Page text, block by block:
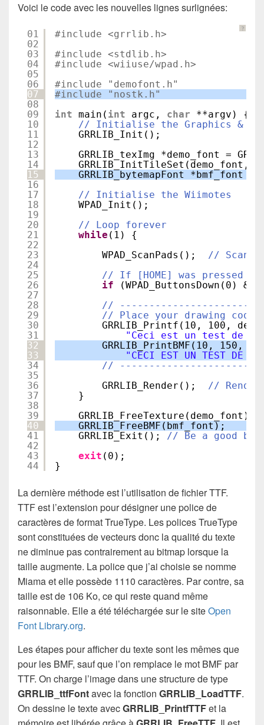
Voici le code avec les nouvelles lignes surlignées:
?
01
02
03
04
05
06
07
08
09
10
11
12
13
14
15
16
17
18
19
20
21
22
23
24
25
26
27
28
29
30
31
32
33
34
35
36
37
38
39
40
41
42
43
44
#include <grrlib.h>
#include <stdlib.h>
#include <wiiuse/wpad.h>
#include "demofont.h"
#include "nostk.h"
int main( int argc, char
**argv) {
// Initialise the Graphics &
GRRLIB_Init();
GRRLIB_texImg *demo_font =
GRRLIB_InitTileSet(demo_font,
GRRLIB_bytemapFont *bmf_font =
// Initialise the Wiimotes
WPAD_Init();
// Loop forever
while (1) {
WPAD_ScanPads(); // Scan
// If [HOME] was pressed
if
(WPAD_ButtonsDown(0) &
//
// Place your drawing code
GRRLIB_Printf(10, 100,
"Ceci est un test de
GRRLIB_PrintBMF(10, 150,
"CECI EST UN TEST DE
//
GRRLIB_Render(); //
}
GRRLIB_FreeTexture(demo_font);
GRRLIB_FreeBMF(bmf_font);
GRRLIB_Exit(); // Be a good
exit (0);
}
La dernière méthode est l’utilisation de fichier TTF.
TTF est l’extension pour désigner une police de
caractères de format TrueType. Les polices TrueType
sont constituées de vecteurs donc la qualité du texte
ne diminue pas contrairement au bitmap lorsque la
taille augmente. La police que j’ai choisie se nomme
Miama et elle possède 1110 caractères. Par contre, sa
taille est de 106 Ko, ce qui reste quand même
raisonnable. Elle a été téléchargée sur le siteOpen
Font Library.org.
Les étapes pour afficher du texte sont les mêmes que
pour les BMF, sauf que l’on remplace le mot BMF par
TTF. On charge l’image dans une structure de type
GRRLIB_ttfFontavec la fonction GRRLIB_LoadTTF.
On dessine le texte avecGRRLIB_PrintfTTFet la